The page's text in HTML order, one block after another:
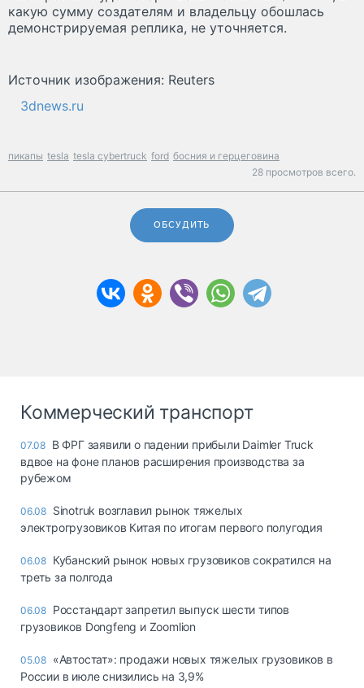
какую сумму создателям и владельцу обошлась
демонстрируемая реплика, не уточняется.
Источник изображения: Reuters
3dnews.ru
пикапы tesla tesla cybertruck ford босния и герцеговина
28 просмотров всего.
ОБСУДИТЬ
Коммерческий транспорт
07.08 В ФРГ заявили о падении прибыли Daimler Truck
вдвое на фоне планов расширения производства за
рубежом
06.08 Sinotruk возглавил рынок тяжелых
электрогрузовиков Китая по итогам первого полугодия
06.08 Кубанский рынок новых грузовиков сократился на
треть за полгода
06.08 Росстандарт запретил выпуск шести типов
грузовиков Dongfeng и Zoomlion
05.08 «Автостат»: продажи новых тяжелых грузовиков в
России в июле снизились на 3,9%